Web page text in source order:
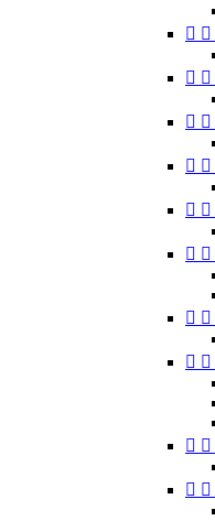
 
 
 
 
 
 
 
 
 
 